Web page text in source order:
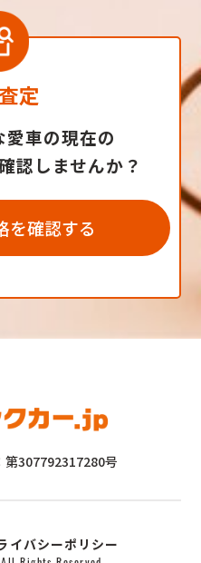
定
車の現在の
認しませんか？
を確認する
第307792317280号
イバシーポリシー